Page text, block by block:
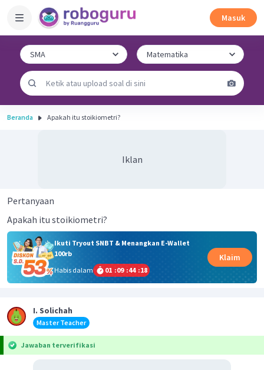
Masuk
Beranda Apakah itu stoikiometri?
Iklan
Pertanyaan
Apakah itu stoikiometri?
Ikuti Tryout SNBT & Menangkan E-Wallet
100rb
Habis dalam
01 :09 :44 :18
Klaim
I. Solichah
Master Teacher
Jawaban terverifikasi